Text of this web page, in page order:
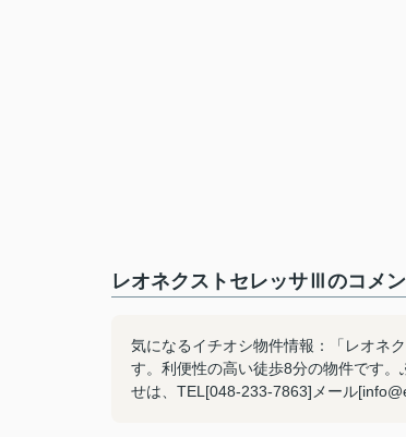
レオネクストセレッサⅢのコメ
気になるイチオシ物件情報：「レオネ
す。利便性の高い徒歩8分の物件です
せは、TEL[048-233-7863]メール